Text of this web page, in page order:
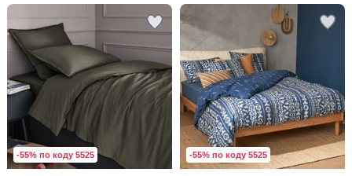
-55% по коду 5525 -55% по коду 5525